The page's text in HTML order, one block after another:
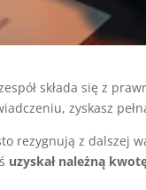
składa się z
zyskasz
rezygnują z dalszej
uzyskał należną